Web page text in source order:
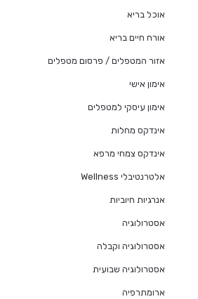
אוכל בריא
אורח חיים בריא
אזור המטפלים / פרסום מטפלים
אימון אישי
אימון עיסקי למטפלים
אינדקס מחלות
אינדקס צמחי מרפא
אלטרנטיבלי Wellness
אנרגיות חיוביות
אסטרולוגיה
אסטרולוגיה וקבלה
אסטרולוגיה שבועית
ארומתרפיה